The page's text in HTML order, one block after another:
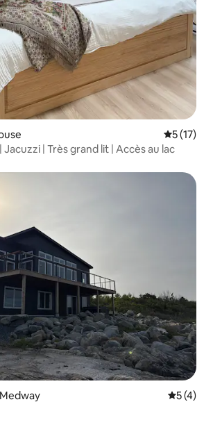
Note
5 (17)
| Très grand lit | Accès au lac
Note
5 (4)